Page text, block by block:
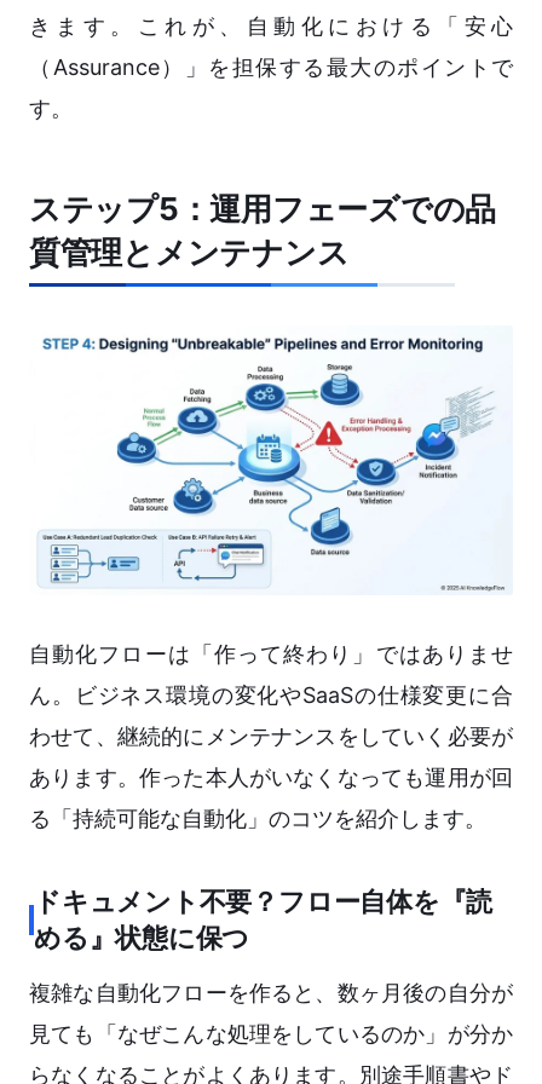
きます。これが、自動化における「安心
（Assurance）」を担保する最大のポイントで
す。
ステップ5：運用フェーズでの品
質管理とメンテナンス
自動化フローは「作って終わり」ではありませ
ん。ビジネス環境の変化やSaaSの仕様変更に合
わせて、継続的にメンテナンスをしていく必要が
あります。作った本人がいなくなっても運用が回
る「持続可能な自動化」のコツを紹介します。
ドキュメント不要？フロー自体を『読
める』状態に保つ
複雑な自動化フローを作ると、数ヶ月後の自分が
見ても「なぜこんな処理をしているのか」が分か
らなくなることがよくあります。別途手順書やド